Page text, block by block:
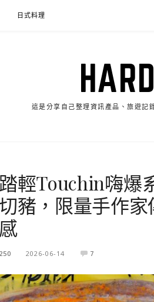
日式料理
這是分享自己整理資訊產品、旅遊記
踏輕Touchin嗨
豬，限量手作
2026-06-14 7